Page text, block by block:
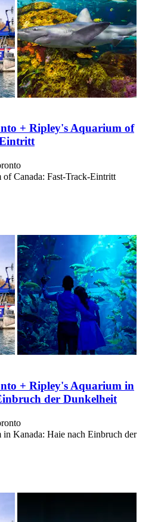
+ Ripley's Aquarium of
Canada: Fast-Track-Eintritt
+ Ripley's Aquarium in
der Dunkelheit
Kanada: Haie nach Einbruch der